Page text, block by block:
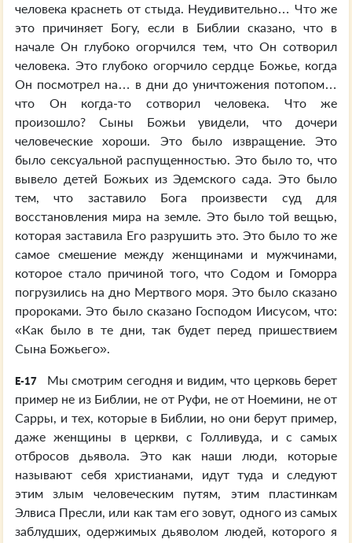
человека краснеть от стыда. Неудивительно… Что же
это причиняет Богу, если в Библии сказано, что в
начале Он глубоко огорчился тем, что Он сотворил
человека. Это глубоко огорчило сердце Божье, когда
Он посмотрел на… в дни до уничтожения потопом…
что Он когда-то сотворил человека. Что же
произошло? Сыны Божьи увидели, что дочери
человеческие хороши. Это было извращение. Это
было сексуальной распущенностью. Это было то, что
вывело детей Божьих из Эдемского сада. Это было
тем, что заставило Бога произвести суд для
восстановления мира на земле. Это было той вещью,
которая заставила Его разрушить это. Это было то же
самое смешение между женщинами и мужчинами,
которое стало причиной того, что Содом и Гоморра
погрузились на дно Мертвого моря. Это было сказано
пророками. Это было сказано Господом Иисусом, что:
«Как было в те дни, так будет перед пришествием
Сына Божьего».
E-17
Мы смотрим сегодня и видим, что церковь берет
пример не из Библии, не от Руфи, не от Ноемини, не от
Сарры, и тех, которые в Библии, но они берут пример,
даже женщины в церкви, с Голливуда, и с самых
отбросов дьявола. Это как наши люди, которые
называют себя христианами, идут туда и следуют
этим злым человеческим путям, этим пластинкам
Элвиса Пресли, или как там его зовут, одного из самых
заблудших, одержимых дьяволом людей, которого я